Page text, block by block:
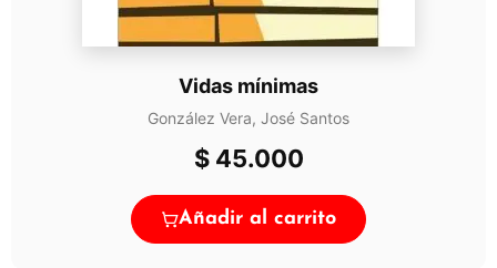
Vidas mínimas
González Vera, José Santos
$45.000
Añadir al carrito